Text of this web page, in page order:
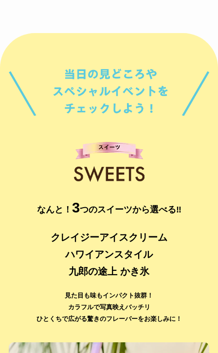
なんと！ 3つのスイーツから選べる‼
クレイジーアイスクリーム
ハワイアンスタイル
九郎の途上 かき氷
見た目も味もインパクト抜群！
カラフルで写真映えバッチリ
ひとくちで広がる驚きのフレーバーをお楽しみに！